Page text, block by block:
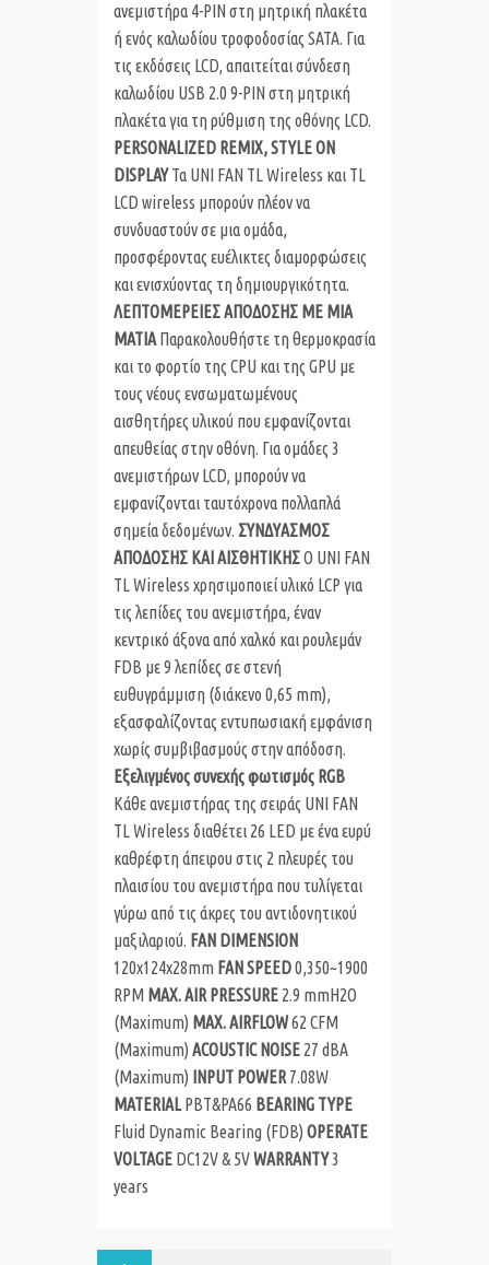
ανεμιστήρα 4-PIN στη μητρική πλακέτα
ή ενός καλωδίου τροφοδοσίας SATA. Για
τις εκδόσεις LCD, απαιτείται σύνδεση
καλωδίου USB 2.0 9-PIN στη μητρική
πλακέτα για τη ρύθμιση της οθόνης LCD.
PERSONALIZED REMIX, STYLE ON
DISPLAYΤα UNI FAN TL Wireless και TL
LCD wireless μπορούν πλέον να
συνδυαστούν σε μια ομάδα,
προσφέροντας ευέλικτες διαμορφώσεις
και ενισχύοντας τη δημιουργικότητα.
ΛΕΠΤΟΜΕΡΕΙΕΣ ΑΠΟΔΟΣΗΣ ΜΕ ΜΙΑ
ΜΑΤΙΑΠαρακολουθήστε τη θερμοκρασία
και το φορτίο της CPU και της GPU με
τους νέους ενσωματωμένους
αισθητήρες υλικού που εμφανίζονται
απευθείας στην οθόνη. Για ομάδες 3
ανεμιστήρων LCD, μπορούν να
εμφανίζονται ταυτόχρονα πολλαπλά
σημεία δεδομένων. ΣΥΝΔΥΑΣΜΟΣ
ΑΠΟΔΟΣΗΣ ΚΑΙ ΑΙΣΘΗΤΙΚΗΣΟ UNI FAN
TL Wireless χρησιμοποιεί υλικό LCP για
τις λεπίδες του ανεμιστήρα, έναν
κεντρικό άξονα από χαλκό και ρουλεμάν
FDB με 9 λεπίδες σε στενή
ευθυγράμμιση (διάκενο 0,65 mm),
εξασφαλίζοντας εντυπωσιακή εμφάνιση
χωρίς συμβιβασμούς στην απόδοση.
Εξελιγμένος συνεχής φωτισμός RGB
Κάθε ανεμιστήρας της σειράς UNI FAN
TL Wireless διαθέτει 26 LED με ένα ευρύ
καθρέφτη άπειρου στις 2 πλευρές του
πλαισίου του ανεμιστήρα που τυλίγεται
γύρω από τις άκρες του αντιδονητικού
μαξιλαριού. FAN DIMENSION
120x124x28mm FAN SPEED0,350~1900
RPM MAX. AIR PRESSURE 2.9 mmH2O
(Maximum) MAX. AIRFLOW62 CFM
(Maximum) ACOUSTIC NOISE 27 dBA
(Maximum)
INPUT POWER 7.08W
MATERIALPBT&PA66 BEARING TYPE
Fluid Dynamic Bearing (FDB) OPERATE
VOLTAGE DC12V & 5VWARRANTY3
years